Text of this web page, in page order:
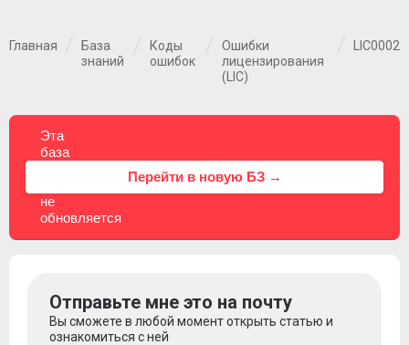
Главная
База
знаний
Коды
ошибок
Ошибки
лицензирования
(LIC)
LIC0002
Эта
база
не
обновляется
Перейти в новую БЗ →
Отправьте мне это на почту
Вы сможете в любой момент открыть статью и
ознакомиться с ней